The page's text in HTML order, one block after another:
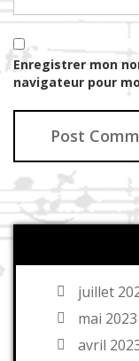
Enregistrer mon
navigateur pour
juillet
mai 2023
avril